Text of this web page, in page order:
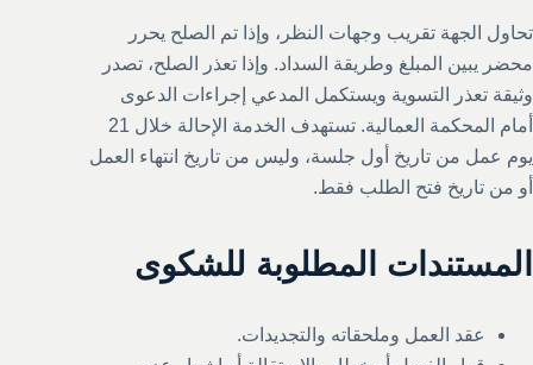
تحاول الجهة تقريب وجهات النظر، وإذا تم الصلح يحرر
محضر يبين المبلغ وطريقة السداد. وإذا تعذر الصلح، تصدر
وثيقة تعذر التسوية ويستكمل المدعي إجراءات الدعوى
أمام المحكمة العمالية. تستهدف الخدمة الإحالة خلال 21
يوم عمل من تاريخ أول جلسة، وليس من تاريخ انتهاء العمل
أو من تاريخ فتح الطلب فقط.
المستندات المطلوبة للشكوى
عقد العمل وملحقاته والتجديدات.